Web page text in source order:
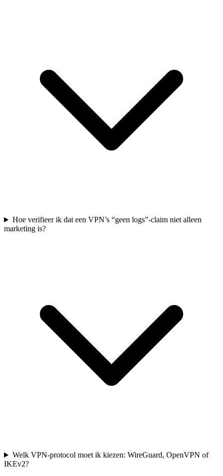
Hoe verifieer ik dat een VPN’s “geen logs”-claim niet alleen
marketing is?
Welk VPN-protocol moet ik kiezen: WireGuard, OpenVPN of
IKEv2?